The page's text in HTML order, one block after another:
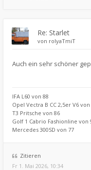
Re: Starlet
von rolyaTmiT
Auch ein sehr schöner
IFA L60 von 88
Opel Vectra B CC 2,5er V6 von
T3 Pritsche von 86
Golf 1 Cabrio Fashionline von
Mercedes 300SD von 77
Zitieren
Fr 1. Mai 2026, 10:34